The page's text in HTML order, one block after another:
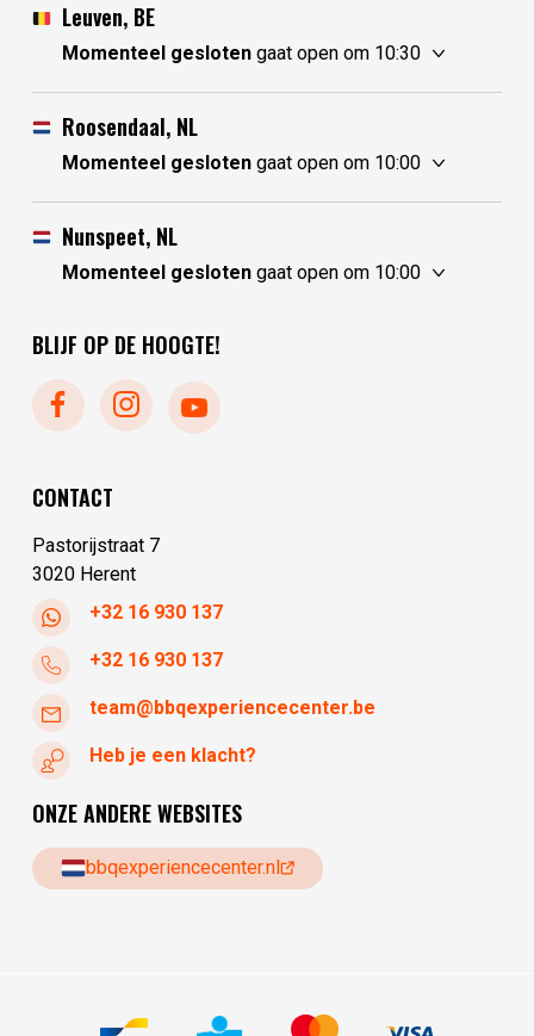
Leuven, BE
Momenteel geslotengaat open om 10:30
vrijdag
10:30 - 17:30
zaterdag
zondag
gesloten
woensdag
donderdag
10:30 - 17:30
Roosendaal, NL
Momenteel geslotengaat open om 10:00
vrijdag
10:00 - 17:30
zaterdag
zondag
10:00 - 17:30
woensdag
donderdag
Nunspeet, NL
Momenteel geslotengaat open om 10:00
zaterdag
maandag
dinsdag
donderdag
BLIJF OP DE HOOGTE!
CONTACT
Pastorijstraat 7
3020 Herent
+32 16 930 137
+32 16 930 137
team@bbqexperiencecenter.be
Heb je een klacht?
ONZE ANDERE WEBSITES
bbqexperiencecenter.nl